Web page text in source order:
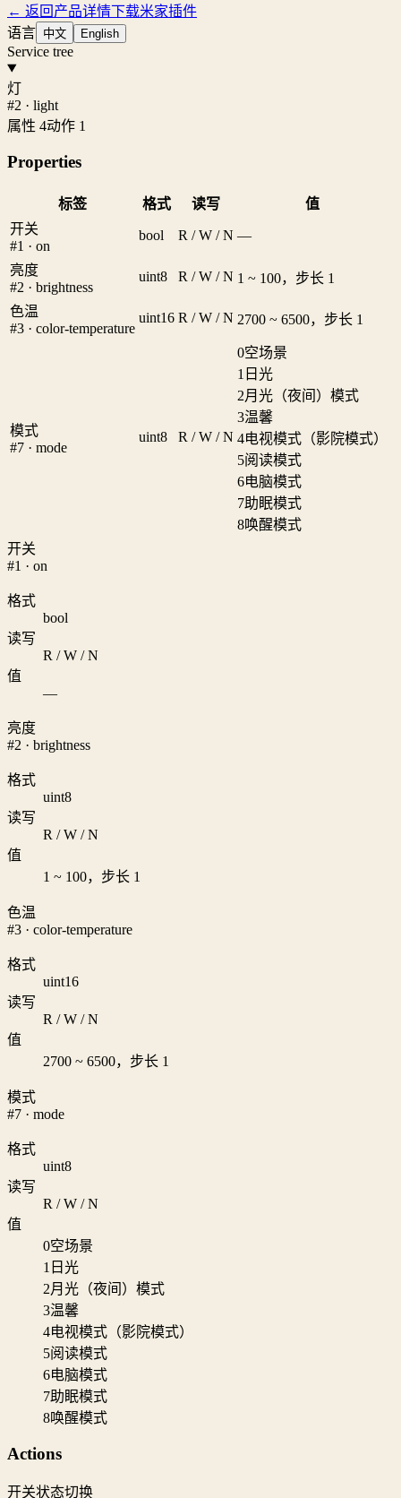
← 返回产品详情下载米家插件
语言 中文 English
Service tree
灯
#2 · light
属性 4动作 1
Properties
标签 格式 读写
值
开关
#1 · on
bool R / W / N —
亮度
#2 · brightness
uint8 R / W / N 1 ~ 100，步长 1
色温
#3 · color-temperature
uint16 R / W / N 2700 ~ 6500，步长 1
模式
#7 · mode
uint8 R / W / N
0空场景
1 日光
2月光（夜间）模式
3温馨
4电视模式（影院模式）
5阅读模式
6电脑模式
7助眠模式
8唤醒模式
开关
#1 · on
格式
bool
读写
R / W / N
值
—
亮度
#2 · brightness
格式
uint8
读写
R / W / N
值
1 ~ 100，步长 1
色温
#3 · color-temperature
格式
uint16
读写
R / W / N
值
2700 ~ 6500，步长 1
模式
#7 · mode
格式
uint8
读写
R / W / N
值
0空场景
1 日光
2月光（夜间）模式
3温馨
4电视模式（影院模式）
5阅读模式
6电脑模式
7助眠模式
8唤醒模式
Actions
开关状态切换